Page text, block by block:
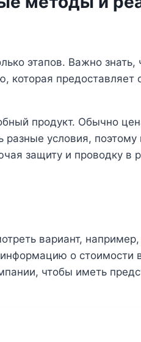
этапов. Важно
которая
продукт. Обычно
условия, поэтому
защиту и проводку в
вариант, например,
о стоимости
чтобы иметь